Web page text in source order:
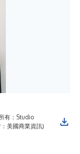
有：Studio
美國商業資訊)